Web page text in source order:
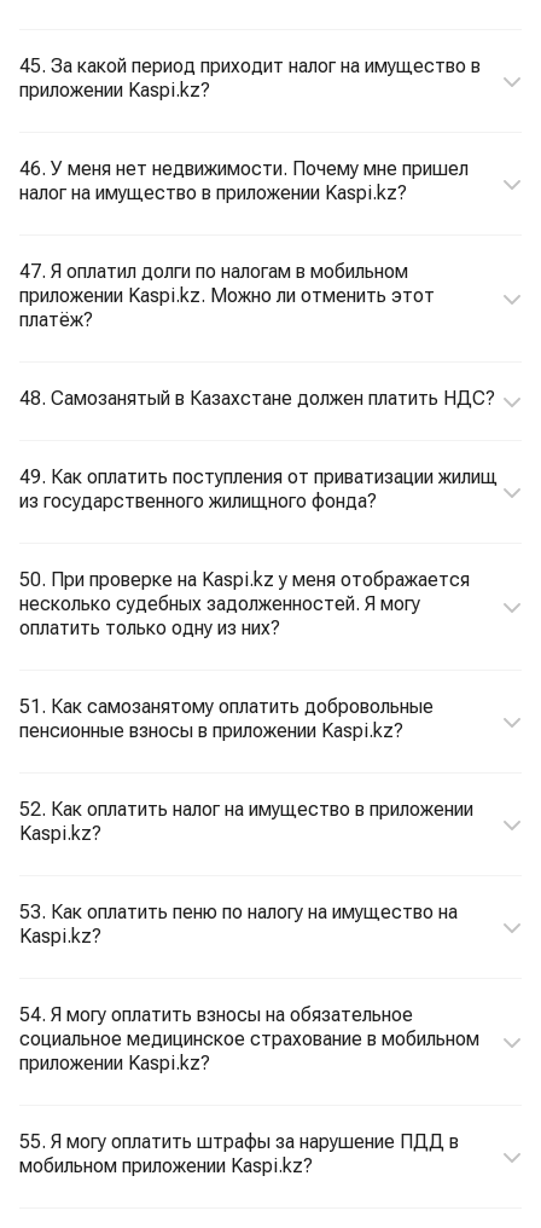
45. За какой период приходит налог на имущество в
приложении Kaspi.kz?
46. У меня нет недвижимости. Почему мне пришел
налог на имущество в приложении Kaspi.kz?
47. Я оплатил долги по налогам в мобильном
приложении Kaspi.kz. Можно ли отменить этот
платёж?
48. Самозанятый в Казахстане должен платить НДС?
49. Как оплатить поступления от приватизации жилищ
из государственного жилищного фонда?
50. При проверке на Kaspi.kz у меня отображается
несколько судебных задолженностей. Я могу
оплатить только одну из них?
51. Как самозанятому оплатить добровольные
пенсионные взносы в приложении Kaspi.kz?
52. Как оплатить налог на имущество в приложении
Kaspi.kz?
53. Как оплатить пеню по налогу на имущество на
Kaspi.kz?
54. Я могу оплатить взносы на обязательное
социальное медицинское страхование в мобильном
приложении Kaspi.kz?
55. Я могу оплатить штрафы за нарушение ПДД в
мобильном приложении Kaspi.kz?